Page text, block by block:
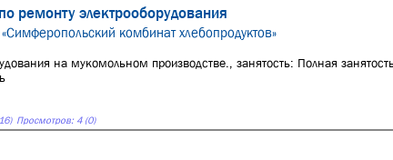
ремонту электрооборудования
комбинат хлебопродуктов»
на мукомольном производстве., занятость: Полная
Просмотров: 4 (0)